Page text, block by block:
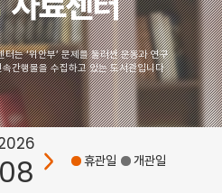
터는 ‘위안부’ 문제를 둘러싼 운동과 연구
간행물을 수집하고 있는 도서관입니다
08 휴관일 개관일